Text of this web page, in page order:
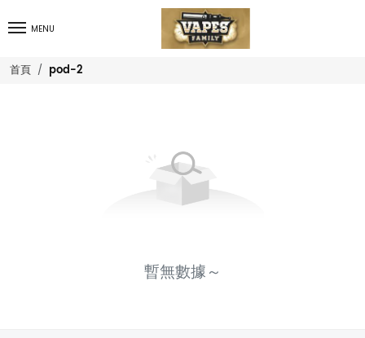
MENU
首頁 pod-2
暫無數據～